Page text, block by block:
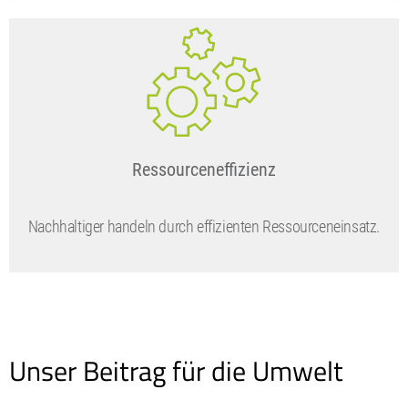
Ressourceneffizienz
Nachhaltiger handeln durch effizienten Ressourceneinsatz.
Unser Beitrag für die Umwelt